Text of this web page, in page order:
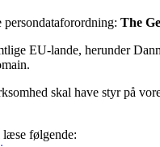
The
EU-lande, herunder
skal have styr på
følgende: